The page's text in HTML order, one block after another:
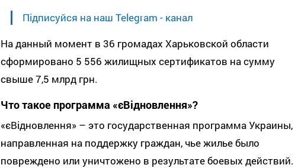
Підписуйся на наш Telegram - канал
На данный момент в 36 громадах Харьковской области
сформировано 5 556 жилищных сертификатов на сумму
свыше 7,5 млрд грн.
Что такое программа «єВідновлення»?
«єВідновлення» – это государственная программа Украины,
направленная на поддержку граждан, чье жилье было
повреждено или уничтожено в результате боевых действий.